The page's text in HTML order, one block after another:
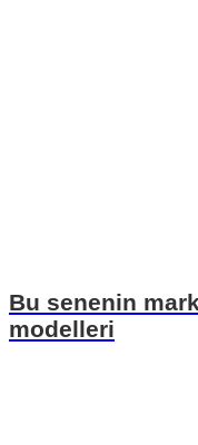
Bu senenin
modelleri